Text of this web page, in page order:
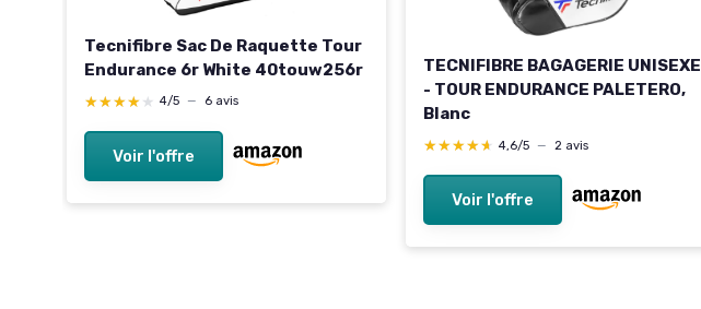
Tecnifibre Sac De Raquette Tour
Endurance 6r White 40touw256r
★★★★★
★★★★★ 4/5 — 6 avis
Voir l'offre
TECNIFIBRE BAGAGERIE UNISEXE
- TOUR ENDURANCE PALETERO,
Blanc
★★★★★
★★★★★ 4,6/5 — 2 avis
Voir l'offre